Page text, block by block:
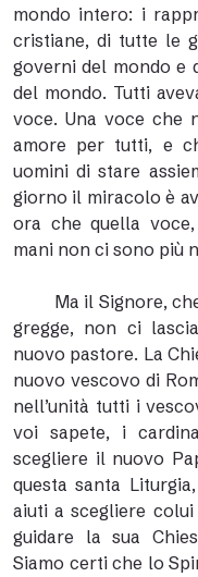
mondo intero: i
cristiane, di tutte le
governi del mondo e
del mondo. Tutti
voce. Una voce che
amore per tutti, e
uomini di stare
giorno il miracolo è
ora che quella
mani non ci sono più
Ma il Signore,
gregge, non ci
nuovo pastore. La
nuovo vescovo di
nell’unità tutti i
voi sapete, i
scegliere il nuovo
questa santa
aiuti a scegliere
guidare la sua
Siamo certi che lo